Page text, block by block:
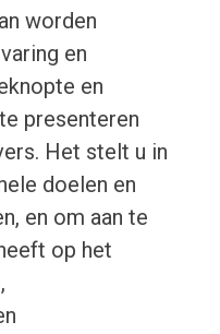
worden
en
en
presenteren
Het stelt u in
doelen en
en om aan te
op het